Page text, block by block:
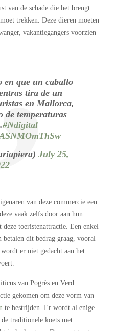
van de schade die het brengt
trekken. Deze dieren moeten
vakantiegangers voorzien
en que un caballo
tira de un
en Mallorca,
de temperaturas
#Ndigital
July 25,
van deze commercie een
vaak zelfs door aan hun
toeristenattractie. Een enkel
dit bedrag graag, vooral
er niet gedacht aan het
van Pogrès en Verd
gekomen om deze vorm van
te bestrijden. Er wordt al enige
traditionele koets met